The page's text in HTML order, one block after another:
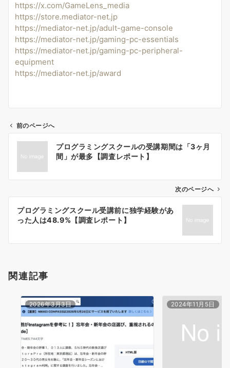
https://x.com/GameLens_media
https://store.mediator-net.jp
https://mediator-net.jp/adult-game-console
https://mediator-net.jp/gaming-pc-essentials
https://mediator-net.jp/gaming-pc-peripheral-
equipment
https://mediator-net.jp/award
ビ
ン
前のページへ
プログラミングスクールの受講期間は「3ヶ月
間」が最多【調査レポート】
次のページへ
プログラミングスクール受講前に独学経験があ
った人は48.9%【調査レポート】
関連記事
2026年3月3日 2024年11月5日